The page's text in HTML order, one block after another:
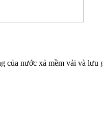
của nước xả mềm vải và